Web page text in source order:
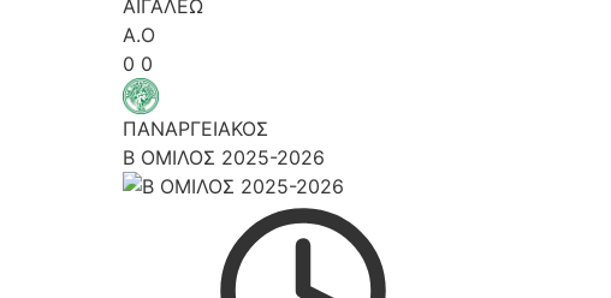
0 0
ΠΑΝΑΡΓΕΙΑΚΟΣ
Β ΟΜΙΛΟΣ 2025-2026